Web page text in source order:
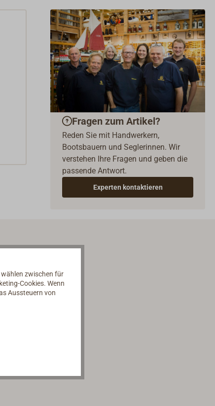
Fragen zum Artikel?
Reden Sie mit Handwerkern,
Bootsbauern und Seglerinnen. Wir
verstehen Ihre Fragen und geben die
passende Antwort.
Experten kontaktieren
wählen zwischen für
Cookies. Wenn
Aussteuern von